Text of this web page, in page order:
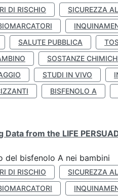
DI RISCHIO
SICUREZZA
SALUTE PUBBLICA
SOSTANZE
STUDI IN VIVO
BISFENOLO A
from the LIFE
del bisfenolo A nei bambini
DI RISCHIO
SICUREZZA